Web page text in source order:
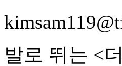
발로 뛰는 <